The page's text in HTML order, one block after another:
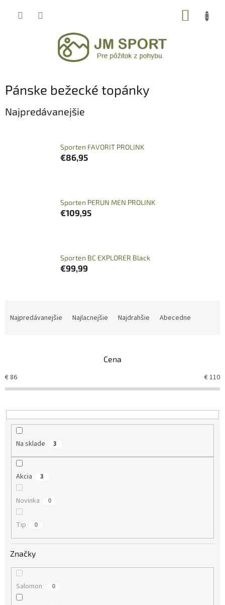
Pánske bežecké topánky
Najpredávanejšie
Sporten FAVORIT PROLINK
€86,95
Sporten PERUN MEN PROLINK
€109,95
Sporten BC EXPLORER Black
€99,99
e
p
r
d
Najpredávanejšie Najlacnejšie Najdrahšie Abecedne
Cena
€86 €110
Na sklade 3
Akcia 3
Novinka 0
Tip 0
Značky
Salomon 0